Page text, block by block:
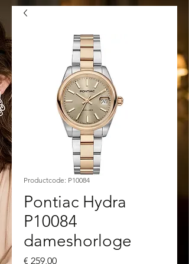
Productcode: P10084
Pontiac Hydra
P10084
dameshorloge
€ 259,00Prijs